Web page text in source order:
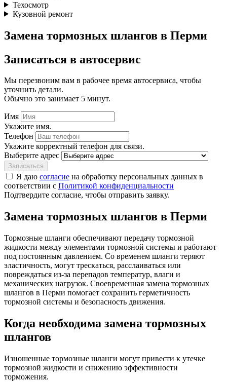
Техосмотр
Кузовной ремонт
Замена тормозных шлангов в Перми
Записаться в автосервис
Мы перезвоним вам в рабочее время автосервиса, чтобы
уточнить детали.
Обычно это занимает 5 минут.
Имя
Укажите имя.
Телефон
Укажите корректный телефон для связи.
Выберите адрес
Записаться
Я даю согласие на обработку персональных данных в
соответствии с Политикой конфиденциальности
Подтвердите согласие, чтобы отправить заявку.
Замена тормозных шлангов в Перми
Тормозные шланги обеспечивают передачу тормозной
жидкости между элементами тормозной системы и работают
под постоянным давлением. Со временем шланги теряют
эластичность, могут трескаться, расслаиваться или
повреждаться из-за перепадов температур, влаги и
механических нагрузок. Своевременная замена тормозных
шлангов в Перми помогает сохранить герметичность
тормозной системы и безопасность движения.
Когда необходима замена тормозных
шлангов
Изношенные тормозные шланги могут привести к утечке
тормозной жидкости и снижению эффективности
торможения.